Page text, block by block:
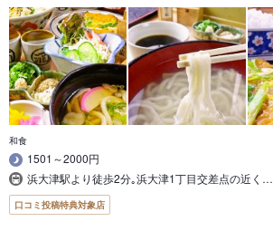
和食
1501～2000円
浜大津駅より徒歩2分｡浜大津1丁目交差点の近く…
口コミ投稿特典対象店